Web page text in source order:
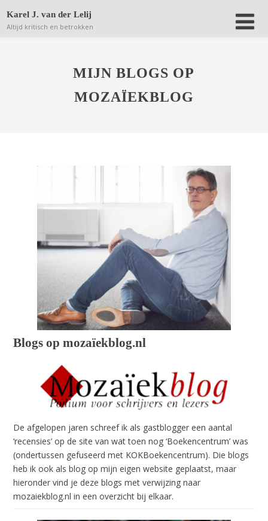
Karel J. van der Lelij
Altijd kritisch en betrokken
MIJN BLOGS OP
MOZAÏEKBLOG
Blogs op mozaïekblog.nl
De afgelopen jaren schreef ik als gastblogger een aantal
‘recensies’ op de site van wat toen nog ‘Boekencentrum’ was
(ondertussen gefuseerd met KOKBoekencentrum). Die blogs
heb ik ook als blog op mijn eigen website geplaatst, maar
hieronder vind je deze blogs met verwijzing naar
mozaiekblog.nl in een overzicht bij elkaar.
jouw computer om achteraf anonieme bezoekersaantallen
terug te kunnen vinden.